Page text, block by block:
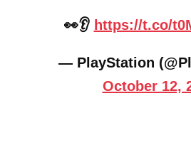
👀👂 https://t.co/
— PlayStation
October 12,